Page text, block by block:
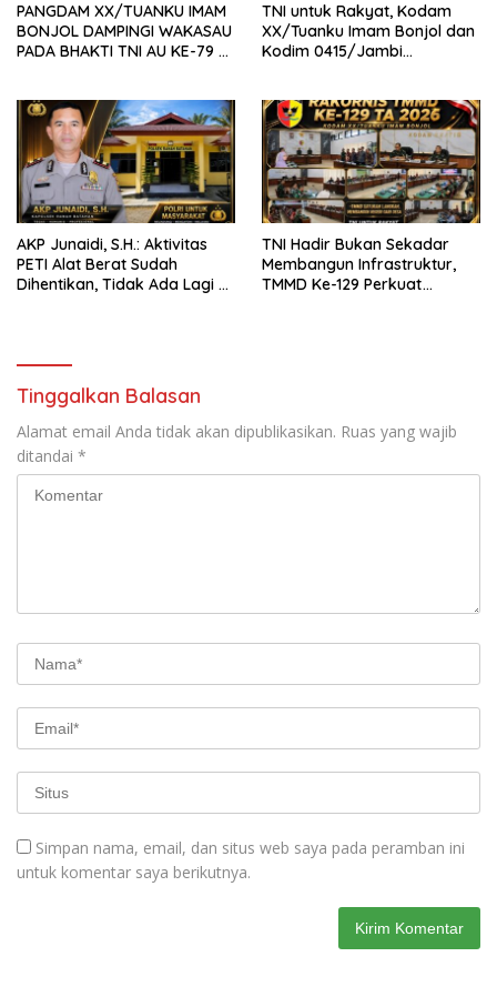
PANGDAM XX/TUANKU IMAM
BONJOL DAMPINGI WAKASAU
PADA BHAKTI TNI AU KE-79 DI
TNI untuk Rakyat, Kodam
XX/Tuanku Imam Bonjol dan
Kodim 0415/Jambi
Batang Hari
AKP Junaidi, S.H.: Aktivitas
PETI Alat Berat Sudah
Dihentikan, Tidak Ada Lagi di
TNI Hadir Bukan Sekadar
Membangun Infrastruktur,
TMMD Ke-129 Perkuat
Tinggalkan Balasan
Alamat email Anda tidak akan dipublikasikan. Ruas yang wajib
ditandai *
Simpan nama, email, dan situs web saya pada peramban ini
untuk komentar saya berikutnya.